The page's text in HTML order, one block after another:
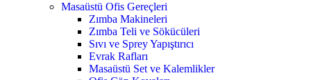
Masaüstü Ofis Gereçleri
Zımba Makineleri
Zımba Teli ve Sökücüleri
Sıvı ve Sprey Yapıştırıcı
Evrak Rafları
Masaüstü Set ve Kalemlikler